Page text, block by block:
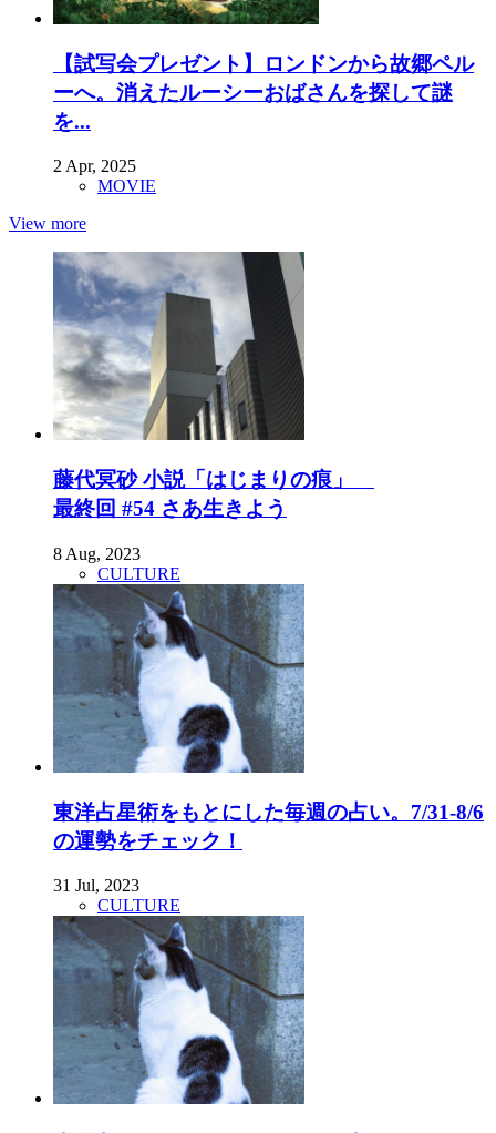
【試写会プレゼント】ロンドンから故郷ペル
ーへ。消えたルーシーおばさんを探して謎
を...
2 Apr, 2025
MOVIE
View more
藤代冥砂 小説「はじまりの痕」
最終回 #54 さあ生きよう
8 Aug, 2023
CULTURE
東洋占星術をもとにした毎週の占い。7/31-8/6
の運勢をチェック！
31 Jul, 2023
CULTURE